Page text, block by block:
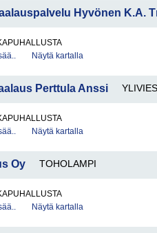
Hyvönen K.A.
Näytä kartalla
Perttula Anssi
Näytä kartalla
Oy TOHOLAMPI
Näytä kartalla